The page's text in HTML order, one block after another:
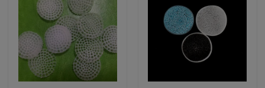
Verzoek om een Citaat
MBBR-filtermedia
De biomedia van MBBR